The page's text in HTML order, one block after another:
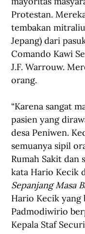
Protestan.
tembakan
Jepang) dari
Comando Kawi
J.F. Warrouw.
orang.
“Karena sangat
pasien yang
desa Peniwen.
semuanya sipil
Rumah Sakit dan
kata Hario Kecik
Sepanjang Masa
Hario Kecik yang
Padmodiwirio
Kepala Staf